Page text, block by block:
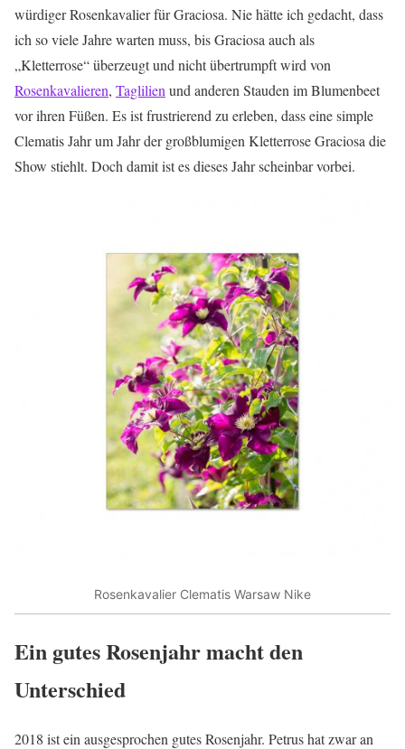
würdiger Rosenkavalier für Graciosa. Nie hätte ich gedacht, dass
ich so viele Jahre warten muss, bis Graciosa auch als
„Kletterrose“ überzeugt und nicht übertrumpft wird von
Rosenkavalieren, Taglilien und anderen Stauden im Blumenbeet
vor ihren Füßen. Es ist frustrierend zu erleben, dass eine simple
Clematis Jahr um Jahr der großblumigen Kletterrose Graciosa die
Show stiehlt. Doch damit ist es dieses Jahr scheinbar vorbei.
Rosenkavalier Clematis Warsaw Nike
Ein gutes Rosenjahr macht den
Unterschied
2018 ist ein ausgesprochen gutes Rosenjahr. Petrus hat zwar an